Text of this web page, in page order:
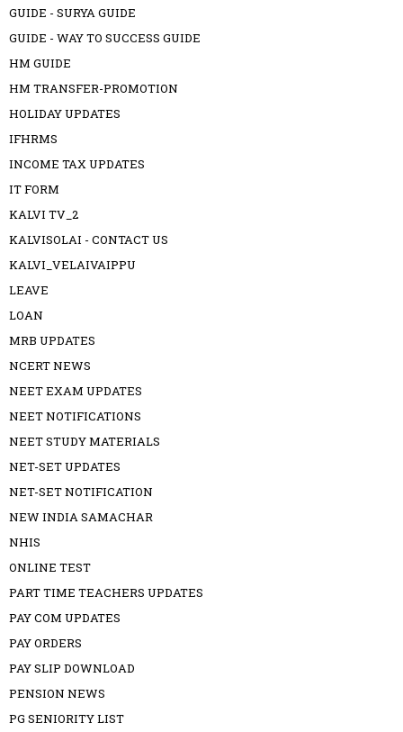
GUIDE - SURYA GUIDE
GUIDE - WAY TO SUCCESS GUIDE
HM GUIDE
HM TRANSFER-PROMOTION
HOLIDAY UPDATES
IFHRMS
INCOME TAX UPDATES
IT FORM
KALVI TV_2
KALVISOLAI - CONTACT US
KALVI_VELAIVAIPPU
LEAVE
LOAN
MRB UPDATES
NCERT NEWS
NEET EXAM UPDATES
NEET NOTIFICATIONS
NEET STUDY MATERIALS
NET-SET UPDATES
NET-SET NOTIFICATION
NEW INDIA SAMACHAR
NHIS
ONLINE TEST
PART TIME TEACHERS UPDATES
PAY COM UPDATES
PAY ORDERS
PAY SLIP DOWNLOAD
PENSION NEWS
PG SENIORITY LIST